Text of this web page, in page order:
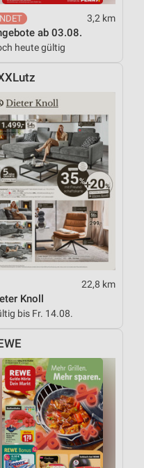
3,2 km
ab 03.08.
heute gültig
22,8 km
Knoll
bis Fr. 14.08.